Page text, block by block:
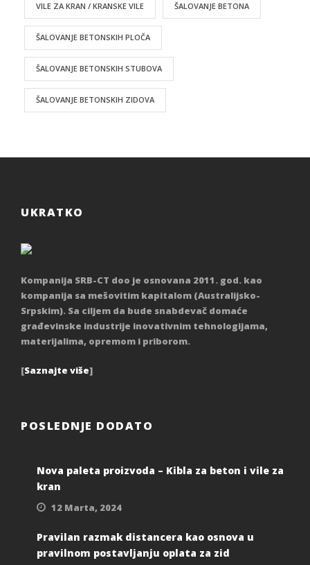
VILE ZA KRAN / KRANSKE VILE ŠALOVANJE BETONA
ŠALOVANJE BETONSKIH PLOČA
ŠALOVANJE BETONSKIH STUBOVA
ŠALOVANJE BETONSKIH ZIDOVA
UKRATKO
Kompanija SRB-CT doo je osnovana 2011. god. kao
kompanija sa mešovitim kapitalom (Australijsko-
Srpskim). Sa ciljem da bude snabdevač domaće
građevinske industrije inovativnim tehnologijama,
materijalima, opremom i priborom.
[Saznajte više]
POSLEDNJE DODATO
Nova paleta proizvoda – Kibla za beton i vile za
kran
12 Marta, 2024
Pravilan razmak distancera kao osnova u
pravilnom postavljanju oplata za zid